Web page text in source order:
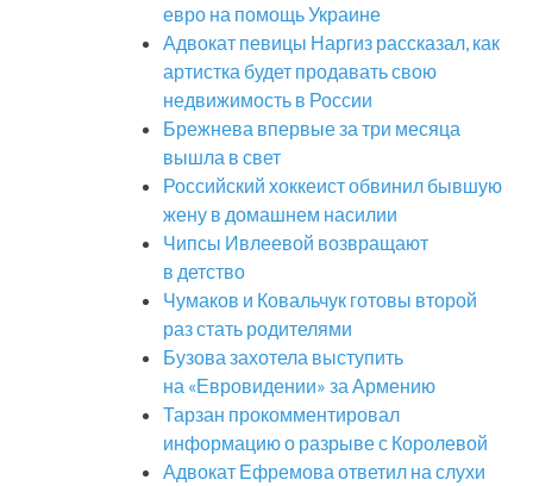
евро на помощь Украине
Адвокат певицы Наргиз рассказал, как
артистка будет продавать свою
недвижимость в России
Брежнева впервые за три месяца
вышла в свет
Российский хоккеист обвинил бывшую
жену в домашнем насилии
Чипсы Ивлеевой возвращают
в детство
Чумаков и Ковальчук готовы второй
раз стать родителями
Бузова захотела выступить
на «Евровидении» за Армению
Тарзан прокомментировал
информацию о разрыве с Королевой
Адвокат Ефремова ответил на слухи